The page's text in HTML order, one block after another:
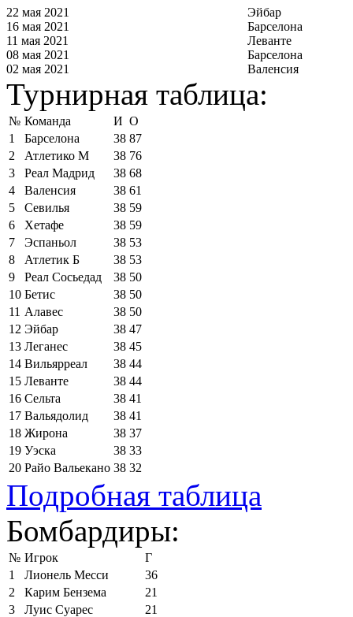
22 мая 2021
Эйбар
16 мая 2021
Барселона
11 мая 2021
Леванте
08 мая 2021
Барселона
02 мая 2021
Валенсия
Турнирная таблица:
№ Команда И О
1
Барселона 38 87
2
Атлетико М 38 76
3
Реал Мадрид 38 68
4
Валенсия 38 61
5
Севилья 38 59
6
Хетафе 38 59
7
Эспаньол 38 53
8
Атлетик Б 38 53
9
Реал Сосьедад 38 50
10 Бетис 38 50
11 Алавес 38 50
12 Эйбар 38 47
13 Леганес 38 45
14 Вильярреал 38 44
15 Леванте 38 44
16 Сельта 38 41
17 Вальядолид 38 41
18 Жирона 38 37
19 Уэска 38 33
20 Райо Вальекано 38 32
Подробная таблица
Бомбардиры:
№ Игрок
Г
1
Лионель Месси
36
2
Карим Бензема
21
3
Луис Суарес
21